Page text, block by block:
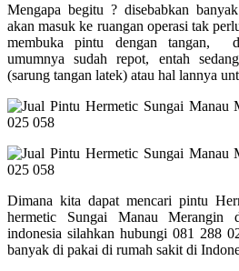
Mengapa begitu ? disebabkan
akan masuk ke ruangan operasi tak
membuka pintu dengan tangan,
umumnya sudah repot, entah
(sarung tangan latek) atau hal lannya
Dimana kita dapat mencari pintu
hermetic Sungai Manau
indonesia silahkan hubungi 081 288
banyak di pakai di rumah sakit di